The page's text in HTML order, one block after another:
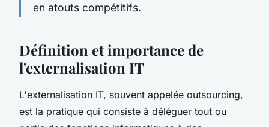
en atouts compétitifs.
Définition et importance de
l'externalisation IT
L'externalisation IT, souvent appelée outsourcing,
est la pratique qui consiste à déléguer tout ou